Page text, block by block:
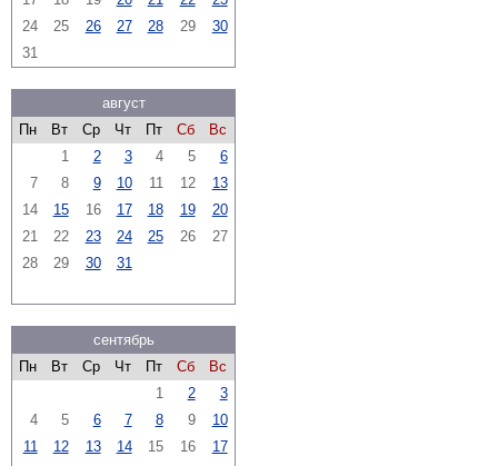
24
25 26 27 28 29
30
31
август
Пн
Вт Ср Чт Пт Сб
Вс
1
2 3 4 5
6
7
8 9 10 11 12
13
14
15 16 17 18 19
20
21
22 23 24 25 26
27
28
29 30 31
сентябрь
Пн
Вт Ср Чт Пт Сб
Вс
1
2
3
4
5 6 7 8 9
10
11
12 13 14 15 16
17